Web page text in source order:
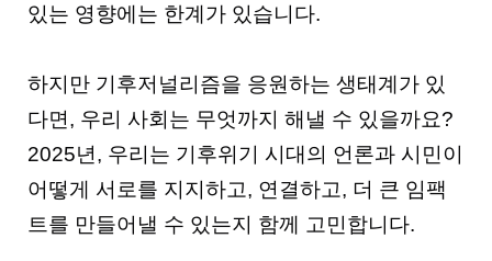
있는 영향에는 한계가 있습니다.
하지만 기후저널리즘을 응원하는 생태계가 있
다면, 우리 사회는 무엇까지 해낼 수 있을까요?
2025년, 우리는 기후위기 시대의 언론과 시민이
어떻게 서로를 지지하고, 연결하고, 더 큰 임팩
트를 만들어낼 수 있는지 함께 고민합니다.